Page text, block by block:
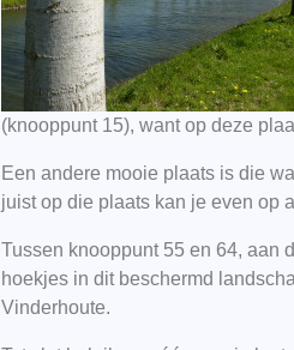
(knooppunt 15), want op deze
Een andere mooie plaats is die
juist op die plaats kan je even op
Tussen knooppunt 55 en 64, aan
hoekjes in dit beschermd
Vinderhoute.